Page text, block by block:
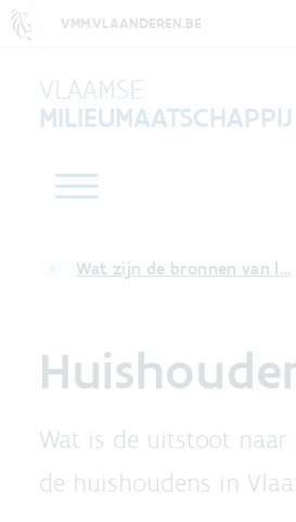
VMM.VLAANDEREN.BE
VLAAMSE
MILIEUMAATSCHAPPIJ
Wat zijn de bronnen van l…
Wat is de uitstoot naar
de huishoudens in